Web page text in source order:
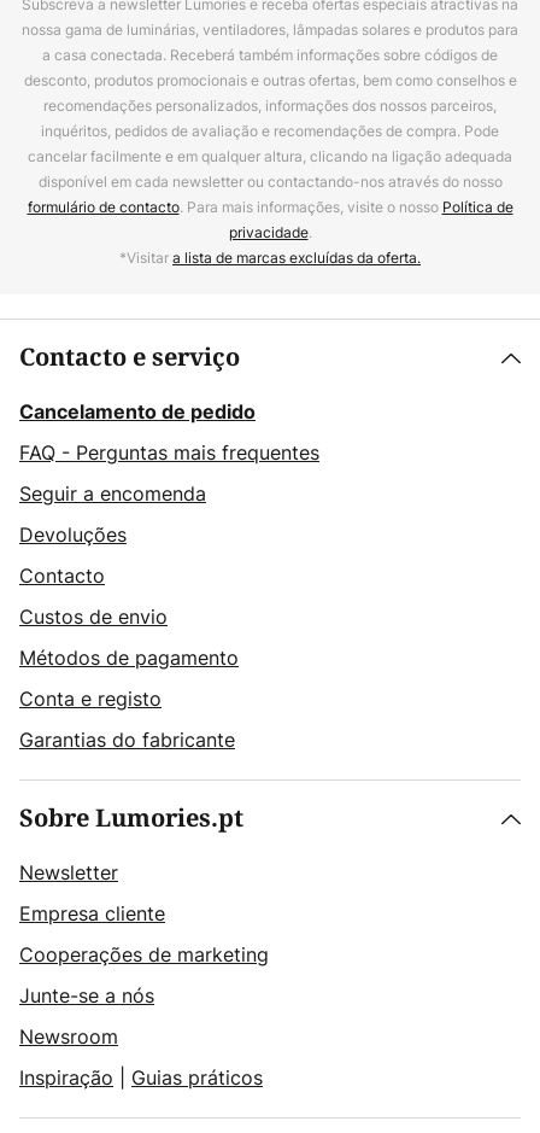
Subscreva a newsletter Lumories e receba ofertas especiais atractivas na
nossa gama de luminárias, ventiladores, lâmpadas solares e produtos para
a casa conectada. Receberá também informações sobre códigos de
desconto, produtos promocionais e outras ofertas, bem como conselhos e
recomendações personalizados, informações dos nossos parceiros,
inquéritos, pedidos de avaliação e recomendações de compra. Pode
cancelar facilmente e em qualquer altura, clicando na ligação adequada
disponível em cada newsletter ou contactando-nos através do nosso
formulário de contacto. Para mais informações, visite o nosso Política de
privacidade.
*Visitara lista de marcas excluídas da oferta.
Contacto e serviço
Cancelamento de pedido
FAQ - Perguntas mais frequentes
Seguir a encomenda
Devoluções
Contacto
Custos de envio
Métodos de pagamento
Conta e registo
Garantias do fabricante
Sobre Lumories.pt
Newsletter
Empresa cliente
Cooperações de marketing
Junte-se a nós
Newsroom
Inspiração
Guias práticos